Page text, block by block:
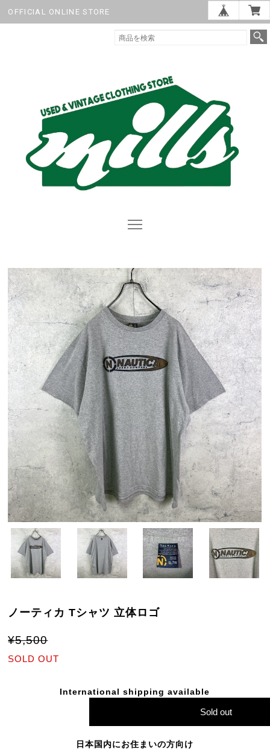
OFFICIAL ONLINE STORE
ノーティカ Tシャツ 立体ロゴ
¥5,500
SOLD OUT
International shipping available
Sold out
日本国内にお住まいの方向け